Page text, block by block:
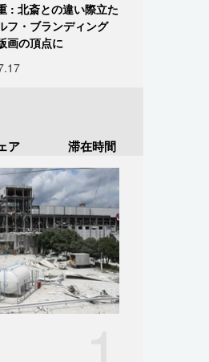
: 北斎との違い際立た
フ・ブランディング
画の頂点に
ア 滞在時間